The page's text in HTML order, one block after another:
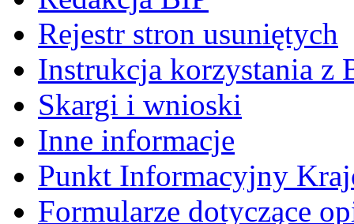
Rejestr stron usuniętych
Instrukcja korzystania z
Skargi i wnioski
Inne informacje
Punkt Informacyjny
Formularze dotyczące